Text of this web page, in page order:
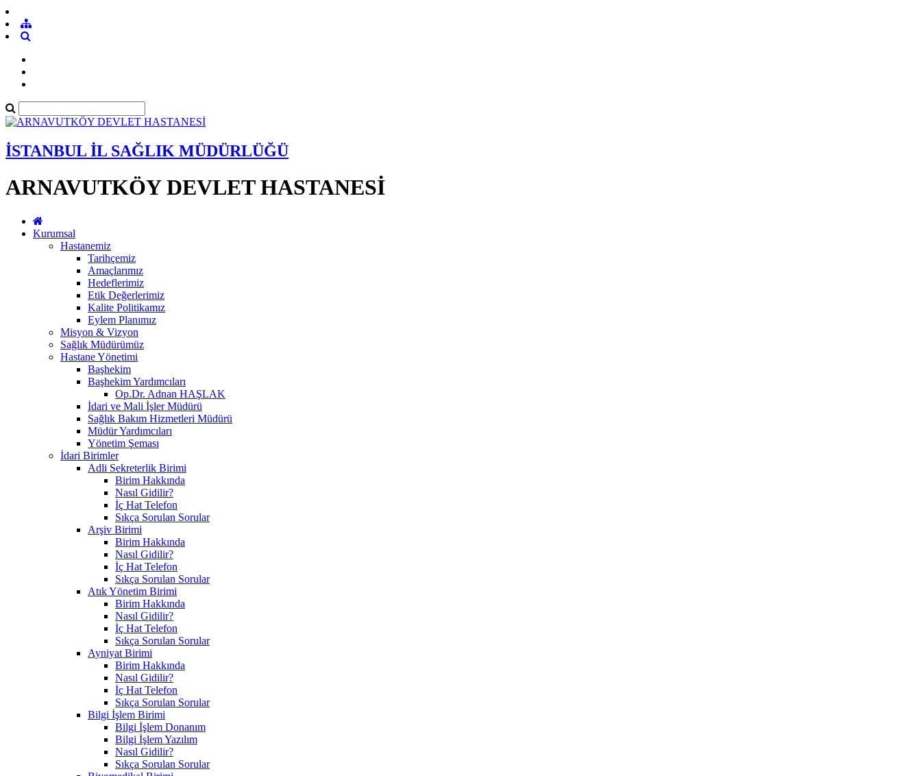
İSTANBUL İL SAĞLIK MÜDÜRLÜĞÜ
ARNAVUTKÖY DEVLET HASTANESİ
Kurumsal
Hastanemiz
Tarihçemiz
Amaçlarımız
Hedeflerimiz
Etik Değerlerimiz
Kalite Politikamız
Eylem Planımız
Misyon & Vizyon
Sağlık Müdürümüz
Hastane Yönetimi
Başhekim
Başhekim Yardımcıları
Op.Dr. Adnan HAŞLAK
İdari ve Mali İşler Müdürü
Sağlık Bakım Hizmetleri Müdürü
Müdür Yardımcıları
Yönetim Şeması
İdari Birimler
Adli Sekreterlik Birimi
Birim Hakkında
Nasıl Gidilir?
İç Hat Telefon
Sıkça Sorulan Sorular
Arşiv Birimi
Birim Hakkında
Nasıl Gidilir?
İç Hat Telefon
Sıkça Sorulan Sorular
Atık Yönetim Birimi
Birim Hakkında
Nasıl Gidilir?
İç Hat Telefon
Sıkça Sorulan Sorular
Ayniyat Birimi
Birim Hakkında
Nasıl Gidilir?
İç Hat Telefon
Sıkça Sorulan Sorular
Bilgi İşlem Birimi
Bilgi İşlem Donanım
Bilgi İşlem Yazılım
Nasıl Gidilir?
Sıkça Sorulan Sorular